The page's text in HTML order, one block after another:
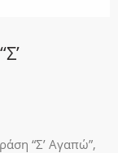
“Σ’ Αγαπώ”,